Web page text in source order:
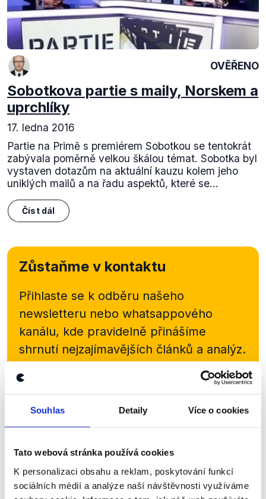
Souhlas Detaily Více o cookies
Tato webová stránka používá cookies
K personalizaci obsahu a reklam, poskytování funkcí
sociálních médií a analýze naší návštěvnosti využíváme
OVĚŘENO
Sobotkova partie s maily, Norskem a
uprchlíky
17. ledna 2016
Partie na Primě s premiérem Sobotkou se tentokrát
zabývala poměrně velkou škálou témat. Sobotka byl
vystaven dotazům na aktuální kauzu kolem jeho
uniklých mailů a na řadu aspektů, které se...
Číst dál
Zůstaňme v kontaktu
Přihlaste se k odběru našeho
newsletteru nebo whatsappového
kanálu, kde pravidelně přinášíme
shrnutí nejzajímavějších článků a analýz.
Začněte nás odebírat, a mějte tak
přehled o tom, jaké dezinformace a
nepravdy se zrovna v Česku šíří.